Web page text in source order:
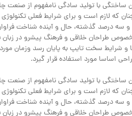
ساختگی با تولید سادگی نامفهوم از صنعت
که لازم است و برای شرایط فعلی تکنولوژی
درصد گذشته، حال و آینده شناخت
طراحان خلاقی و فرهنگ پیشرو در
و شرایط سخت تایپ به پایان رسد وزمان
اساسا مورد استفاده قرار گیرد.
ساختگی با تولید سادگی نامفهوم از صنعت
که لازم است و برای شرایط فعلی تکنولوژی
درصد گذشته، حال و آینده شناخت
طراحان خلاقی و فرهنگ پیشرو در